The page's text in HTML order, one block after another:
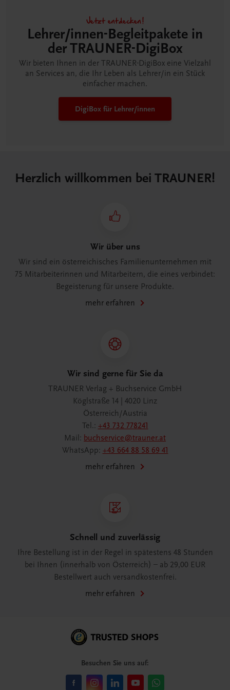
Jetzt entdecken!
Lehrer/innen-Begleitpakete in
der TRAUNER-DigiBox
Wir bieten Ihnen in der TRAUNER-DigiBox eine Vielzahl
an Services an, die Ihr Leben als Lehrer/in ein Stück
einfacher machen.
DigiBox für Lehrer/innen
Herzlich willkommen bei TRAUNER!
Wir über uns
Wir sind ein österreichisches Familienunternehmen mit
75 Mitarbeiterinnen und Mitarbeitern, die eines verbindet:
Begeisterung für unsere Produkte.
mehr erfahren
Wir sind gerne für Sie da
TRAUNER Verlag + Buchservice GmbH
Köglstraße 14 | 4020 Linz
Österreich/Austria
Tel.: +43 732 778241
Mail: buchservice@trauner.at
WhatsApp: +43 664 88 58 69 41
mehr erfahren
Schnell und zuverlässig
Ihre Bestellung ist in der Regel in spätestens 48 Stunden
bei Ihnen (innerhalb von Österreich) – ab 29,00 EUR
Bestellwert auch versandkostenfrei.
mehr erfahren
Besuchen Sie uns auf: